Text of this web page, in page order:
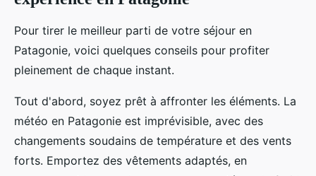
Pour tirer le meilleur parti de votre séjour en
Patagonie, voici quelques conseils pour profiter
pleinement de chaque instant.
Tout d'abord, soyez prêt à affronter les éléments. La
météo en Patagonie est imprévisible, avec des
changements soudains de température et des vents
forts. Emportez des vêtements adaptés, en